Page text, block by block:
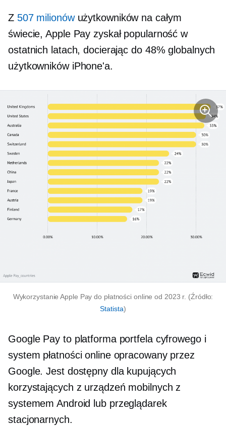
Z 507 milionówużytkowników na całym
świecie, Apple Pay zyskał popularność w
ostatnich latach, docierając do 48% globalnych
użytkowników iPhone'a.
Wykorzystanie Apple Pay do płatności online od 2023 r. (Źródło:
Statista)
Google Pay to platforma portfela cyfrowego i
system płatności online opracowany przez
Google. Jest dostępny dla kupujących
korzystających z urządzeń mobilnych z
systemem Android lub przeglądarek
stacjonarnych.